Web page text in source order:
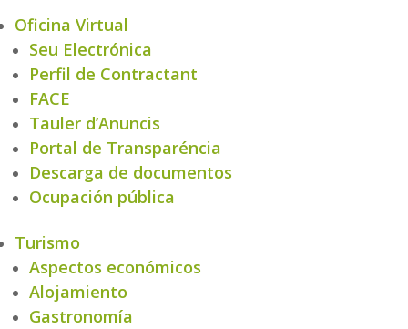
Oficina Virtual
Seu Electrónica
Perfil de Contractant
FACE
Tauler d’Anuncis
Portal de Transparéncia
Descarga de documentos
Ocupación pública
Turismo
Aspectos económicos
Alojamiento
Gastronomía